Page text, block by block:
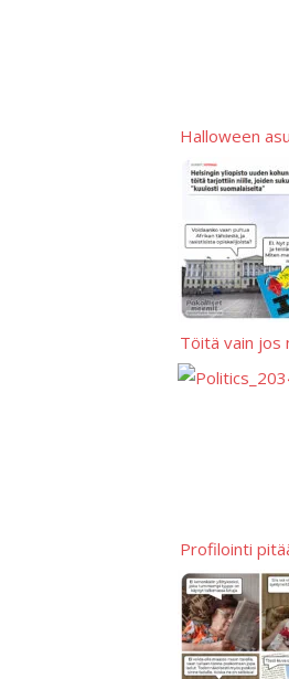
Halloween
Töitä vain jos
Profilointi